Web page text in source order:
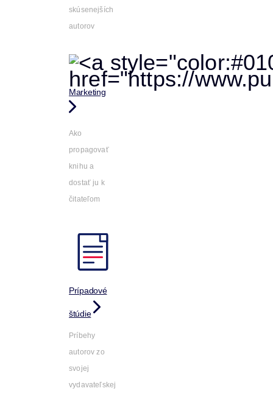
skúsenejších
autorov
Marketing
Ako
propagovať
knihu a
dostať ju k
čitateľom
Prípadové
štúdie
Príbehy
autorov zo
svojej
vydavateľskej